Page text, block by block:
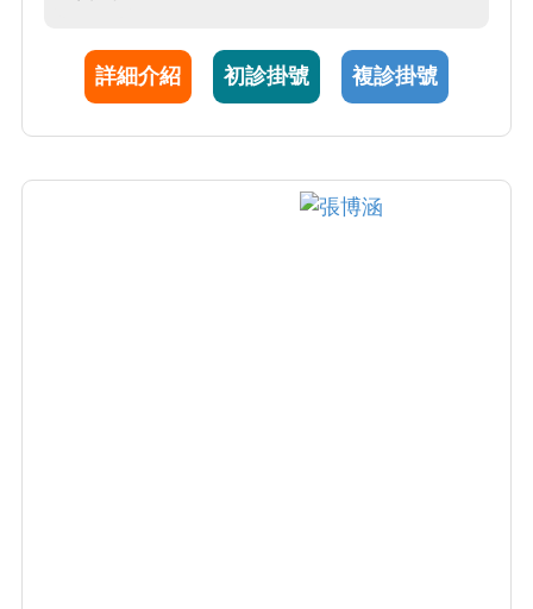
結合臨床經驗與新興技術，提供溫暖、專業且
全方位的醫療服務，陪伴女性安心度過人生的
詳細介紹 初診掛號 複診掛號